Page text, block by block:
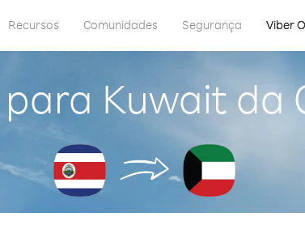
Recursos Comunidades Segurança Viber
Kuwait da